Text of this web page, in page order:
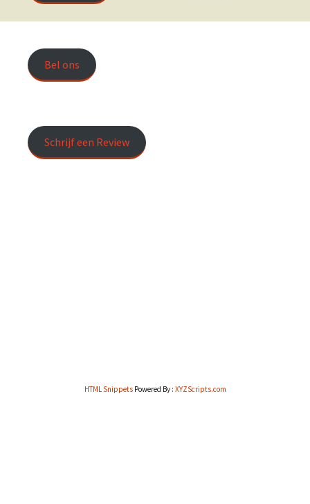
Bel ons
Schrijf een Review
HTML SnippetsPowered By : XYZScripts.com